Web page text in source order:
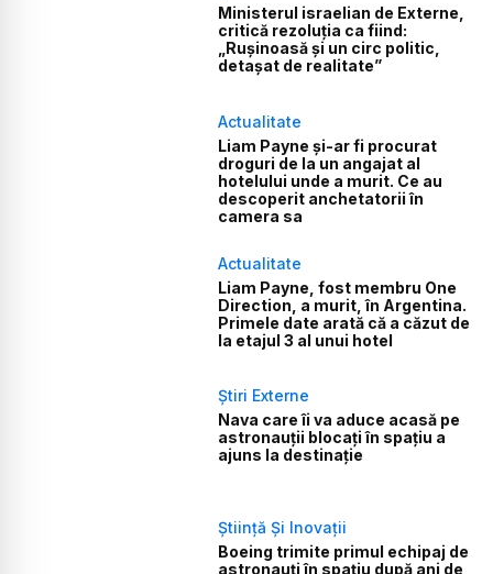
Ministerul israelian de Externe,
critică rezoluția ca fiind:
„Rușinoasă și un circ politic,
detașat de realitate”
Actualitate
Liam Payne și-ar fi procurat
droguri de la un angajat al
hotelului unde a murit. Ce au
descoperit anchetatorii în
camera sa
Actualitate
Liam Payne, fost membru One
Direction, a murit, în Argentina.
Primele date arată că a căzut de
la etajul 3 al unui hotel
Știri Externe
Nava care îi va aduce acasă pe
astronauții blocați în spațiu a
ajuns la destinație
Știință Și Inovații
Boeing trimite primul echipaj de
astronauți în spațiu după ani de